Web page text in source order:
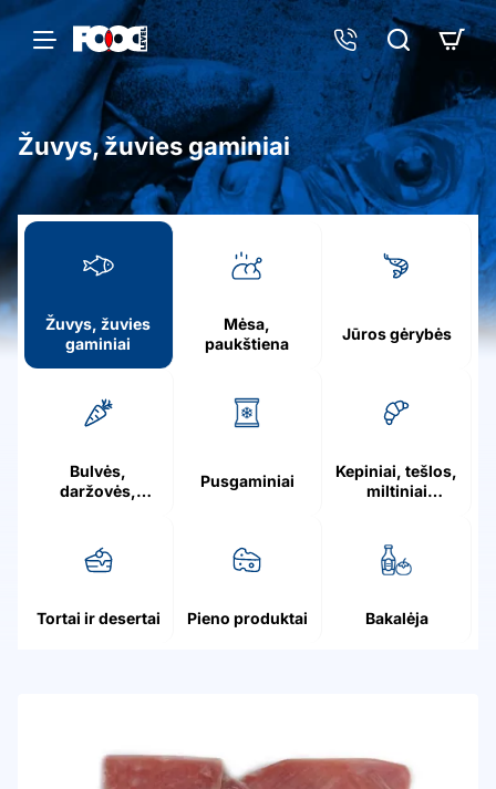
h
o
m
e
Žuvys, žuvies gaminiai
Žuvys, žuvies
gaminiai
Mėsa,
paukštiena
Jūros gėrybės
Bulvės,
daržovės,
Pusgaminiai
Kepiniai, tešlos,
miltiniai
Tortai ir desertai Pieno produktai Bakalėja